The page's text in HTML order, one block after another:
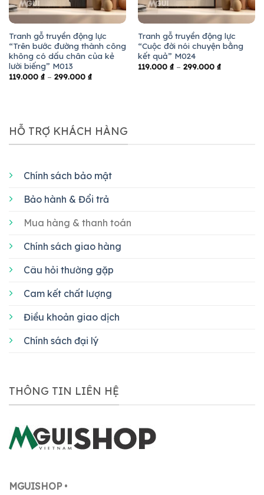
Tranh gỗ truyền động lực
“Trên bước đường thành công
không có dấu chân của kẻ
lười biếng” M013
119.000 ₫– 299.000 ₫
Tranh gỗ truyền động lực
“Cuộc đời nói chuyện bằng
kết quả” M024
119.000 ₫– 299.000 ₫
HỖ TRỢ KHÁCH HÀNG
Chính sách bảo mật
Bảo hành & Đổi trả
Mua hàng & thanh toán
Chính sách giao hàng
Câu hỏi thường gặp
Cam kết chất lượng
Điều khoản giao dịch
Chính sách đại lý
THÔNG TIN LIÊN HỆ
MGUISHOP•